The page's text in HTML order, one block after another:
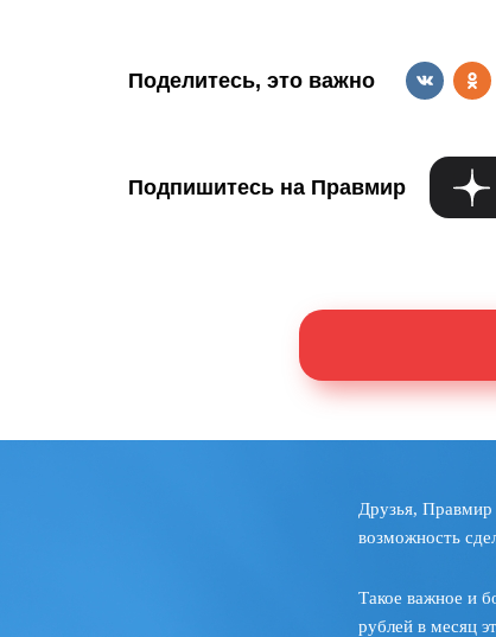
Поделитесь, это важно
Подпишитесь на Правмир
Друзья,
возможность
Такое важное и
рублей в месяц